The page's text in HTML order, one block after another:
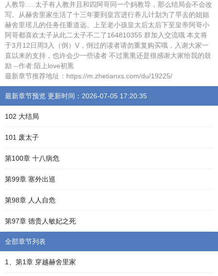
人教导.....太子有人教并且和四阿哥同一个妈教导，那么结局会不会改
写。从赫舍里家生活了十三年要到皇宫进行养儿计划为了早去的姐姐
赫舍里瑶儿的任务任重道远。上至老小孩皇太后太后下至皇帝阿哥小
阿哥都喜欢太子从此二太子不二了164810355 群加入交流哦 本文将
于3月12日周3入（倒）V，倒过的读者请勿重复购买哦，入谢大家一
直以来的支持，也许会少一些读者 不过熏熏还是很感谢大家给我的鼓
励 --作者:陌上love初熏
最新章节推荐地址：https://m.zhetianxs.com/du/19225/
最新章节预览 更新时间：2026-07-05 17:20:35
102 大结局
101 废太子
第100章 十八病危
第99章 塞外出巡
第98章 人人自危
第97章 德贵人敏妃之死
全部章节列表
1、第1章 穿越赫舍里家